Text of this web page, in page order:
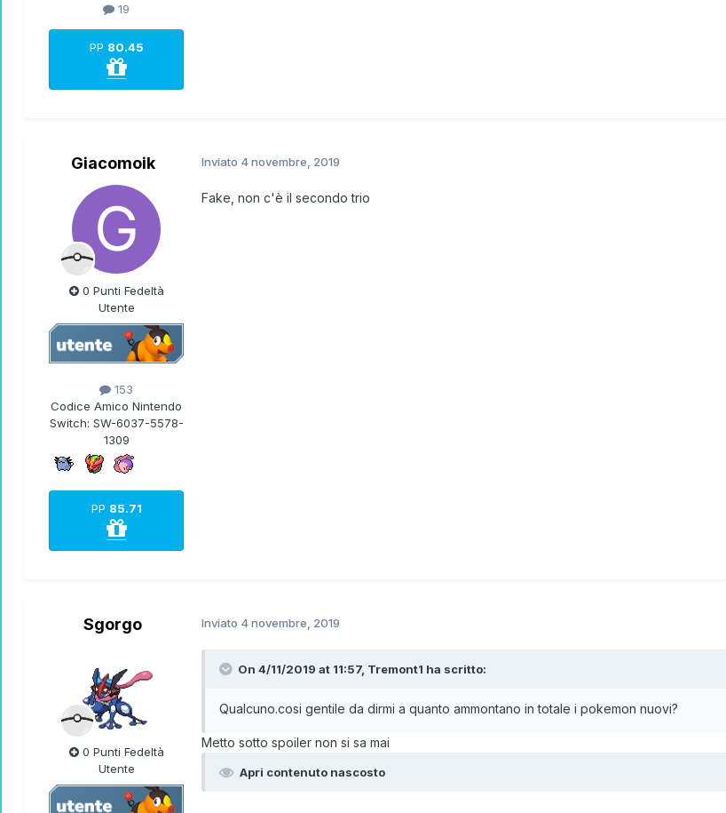
19
PP 80.45
Giacomoik
0 Punti Fedeltà
Utente
153
Codice Amico Nintendo
Switch: SW-6037-5578-
1309
PP 85.71
Inviato 4 novembre, 2019
Fake, non c'è il secondo trio
Sgorgo
0 Punti Fedeltà
Utente
Inviato 4 novembre, 2019
On 4/11/2019 at 11:57, Tremont1 ha scritto:
Qualcuno.cosi gentile da dirmi a quanto ammontano in totale i pokemon nuovi?
Metto sotto spoiler non si sa mai
Apri contenuto nascosto